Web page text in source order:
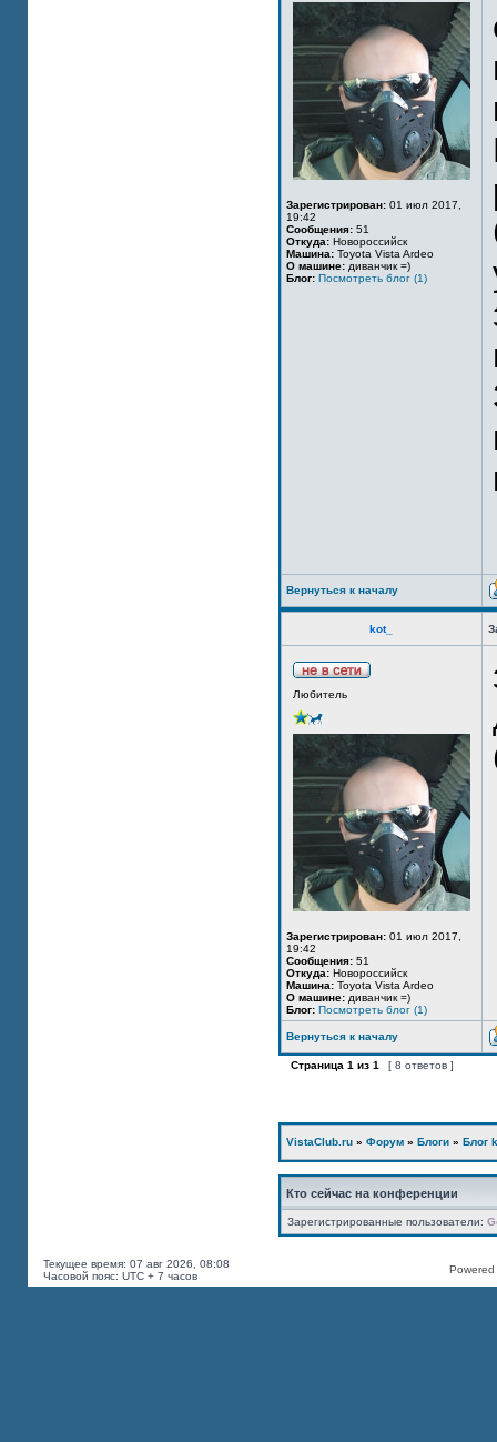
Зарегистрирован: 01 июл 2017,
19:42
Сообщения: 51
Откуда: Новороссийск
Машина: Toyota Vista Ardeo
О машине: диванчик =)
Блог: Посмотреть блог (1)
Вернуться к началу
kot_
Любитель
Зарегистрирован: 01 июл 2017,
19:42
Сообщения: 51
Откуда: Новороссийск
Машина: Toyota Vista Ardeo
О машине: диванчик =)
Блог: Посмотреть блог (1)
Вернуться к началу
Страница 1 из 1 [ 8 ответов ]
VistaClub.ru » Форум » Блоги » Блог
Кто сейчас на конференции
Зарегистрированные пользователи:
Текущее время: 07 авг 2026, 08:08
Часовой пояс: UTC + 7 часов